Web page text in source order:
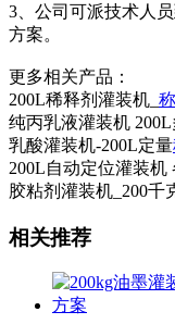
3、公司可派技术人
方案。
更多相关产品：
200L稀释剂灌装机_
纯丙乳液灌装机
乳酸灌装机-200L定量
200L自动定位灌装机
胶粘剂灌装机_200千
相关推荐